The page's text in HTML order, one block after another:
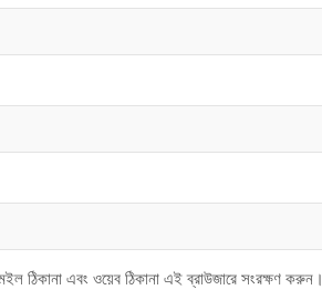
ঠিকানা এবং ওয়েব ঠিকানা এই ব্রাউজারে সংরক্ষণ করুন।